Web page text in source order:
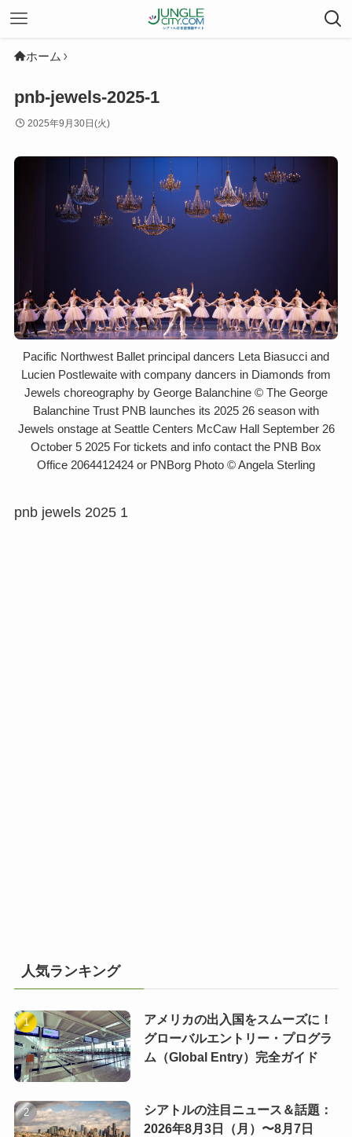
ホーム
pnb-jewels-2025-1
2025年9月30日(火)
Pacific Northwest Ballet principal dancers Leta Biasucci and
Lucien Postlewaite with company dancers in Diamonds from
Jewels choreography by George Balanchine © The George
Balanchine Trust PNB launches its 2025 26 season with
Jewels onstage at Seattle Centers McCaw Hall September 26
October 5 2025 For tickets and info contact the PNB Box
Office 2064412424 or PNBorg Photo © Angela Sterling
pnb jewels 2025 1
人気ランキング
アメリカの出入国をスムーズに！
グローバルエントリー・プログラ
ム（Global Entry）完全ガイド
シアトルの注目ニュース＆話題：
2026年8月3日（月）〜8月7日